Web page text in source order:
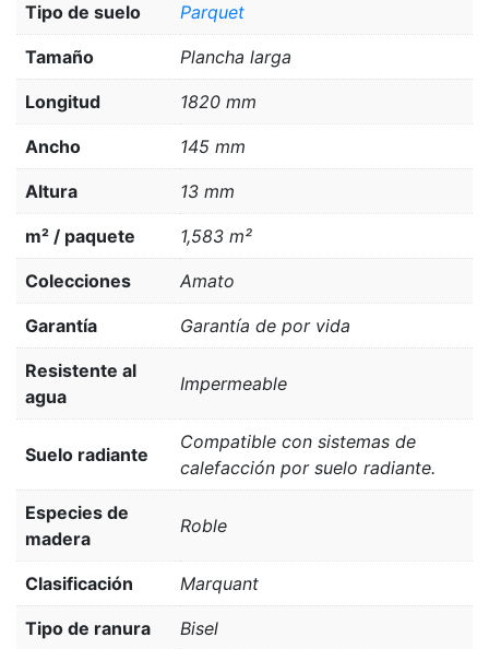
Tipo de suelo Parquet
Tamaño Plancha larga
Longitud 1820 mm
Ancho 145 mm
Altura 13 mm
m² / paquete 1,583 m²
Colecciones Amato
Garantía Garantía de por vida
Resistente al
agua
Impermeable
Suelo radiante
Compatible con sistemas de
calefacción por suelo radiante.
Especies de
madera
Roble
Clasificación Marquant
Tipo de ranura Bisel